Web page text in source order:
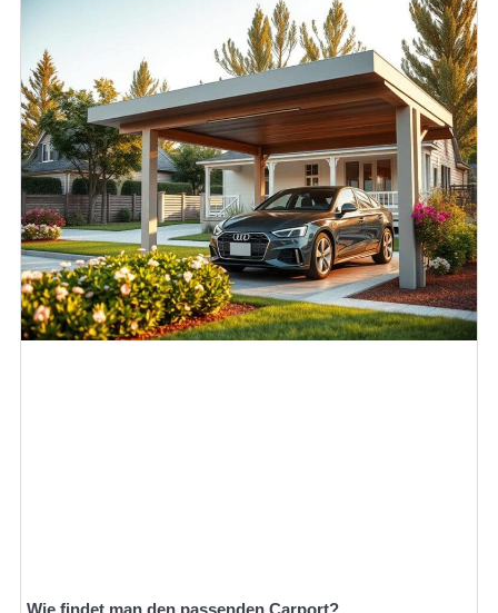
Wie findet man den passenden Carport?